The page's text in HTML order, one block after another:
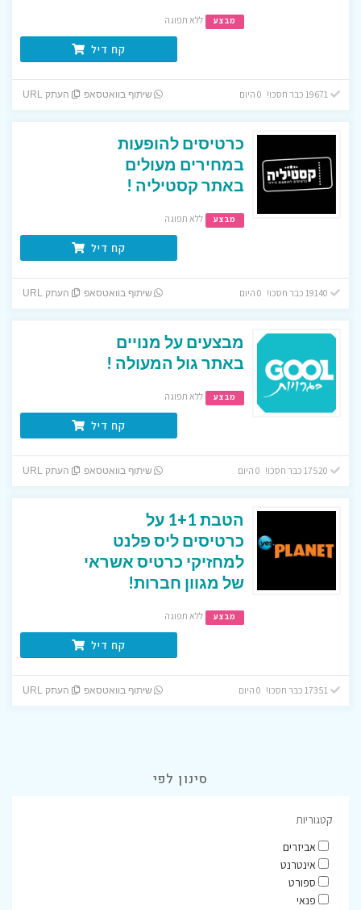
מבצע ללא תפוגה
קח דיל
שיתוף בוואטסאפ העתק URL
כרטיסים להופעות
במחירים מעולים
באתר קסטיליה !
מבצע ללא תפוגה
קח דיל
שיתוף בוואטסאפ העתק URL
מבצעים על מנויים
באתר גול המעולה !
מבצע ללא תפוגה
קח דיל
שיתוף בוואטסאפ העתק URL
הטבת 1+1 על
כרטיסים ליס פלנט
למחזיקי כרטיס אשראי
של מגוון חברות!
מבצע ללא תפוגה
קח דיל
שיתוף בוואטסאפ העתק URL
סינון לפי
קטגוריות
אביזרים
אינטרנט
ספורט
פנאי